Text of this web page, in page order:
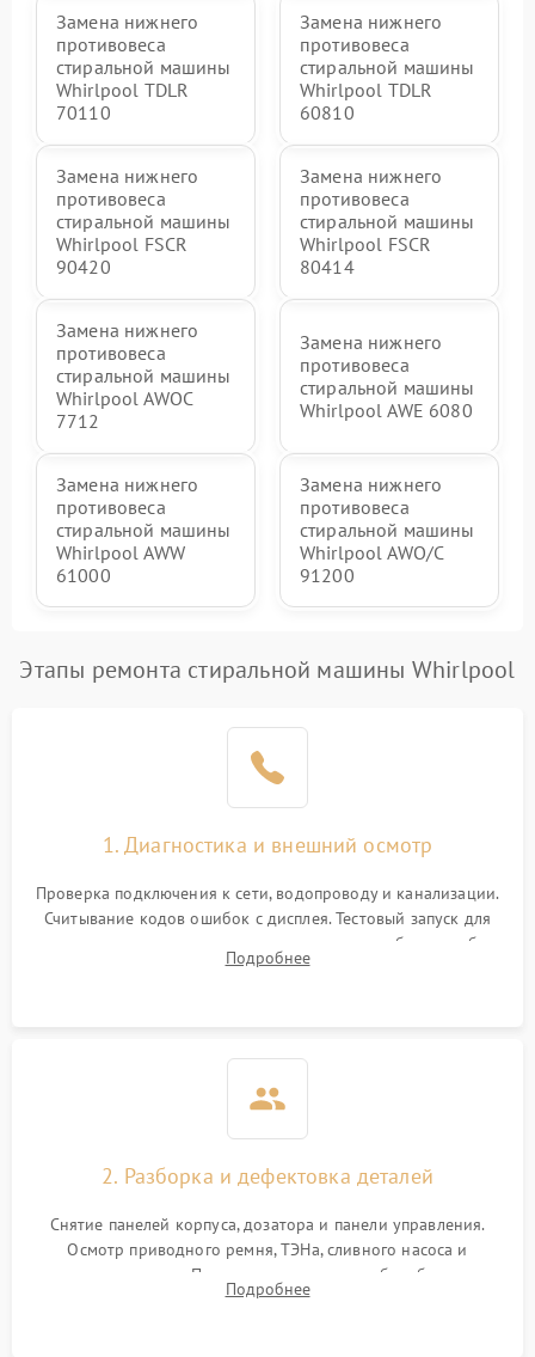
Замена нижнего
противовеса
стиральной машины
Whirlpool TDLR
70110
Замена нижнего
противовеса
стиральной машины
Whirlpool TDLR
60810
Замена нижнего
противовеса
стиральной машины
Whirlpool FSCR
90420
Замена нижнего
противовеса
стиральной машины
Whirlpool FSCR
80414
Замена нижнего
противовеса
стиральной машины
Whirlpool AWOC
7712
Замена нижнего
противовеса
стиральной машины
Whirlpool AWE 6080
Замена нижнего
противовеса
стиральной машины
Whirlpool AWW
61000
Замена нижнего
противовеса
стиральной машины
Whirlpool AWO/C
91200
Этапы ремонта стиральной машины Whirlpool
1. Диагностика и внешний осмотр
Проверка подключения к сети, водопроводу и канализации.
Считывание кодов ошибок с дисплея. Тестовый запуск для
выявления посторонних шумов, протечек или сбоев в работе
электронного модуля управления.
Подробнее
2. Разборка и дефектовка деталей
Снятие панелей корпуса, дозатора и панели управления.
Осмотр приводного ремня, ТЭНа, сливного насоса и
амортизаторов. Проверка подшипников барабана и
крестовины на износ, а манжеты люка на разрывы.
Подробнее